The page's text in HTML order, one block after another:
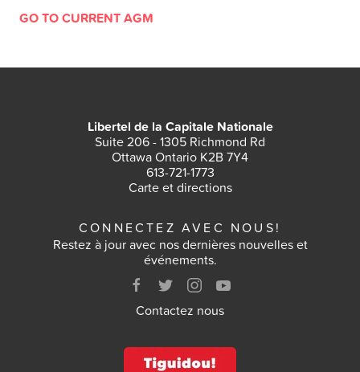
GO TO CURRENT AGM
Libertel de la Capitale Nationale
Suite 206 - 1305 Richmond Rd
Ottawa Ontario K2B 7Y4
613-721-1773
Carte et directions
CONNECTEZ AVEC NOUS!
Restez à jour avec nos dernières nouvelles et
événements.
Contactez nous